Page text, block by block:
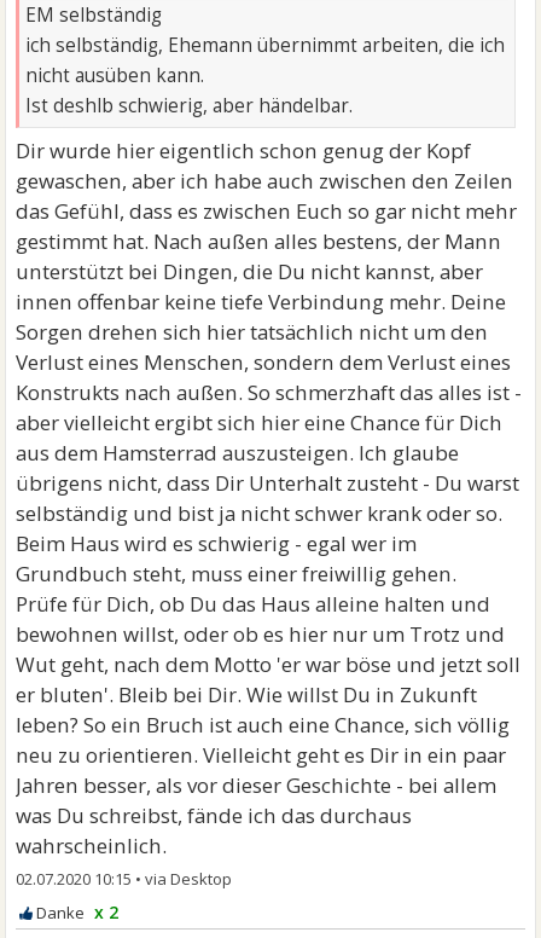
EM selbständig
ich selbständig, Ehemann übernimmt arbeiten, die ich
nicht ausüben kann.
Ist deshlb schwierig, aber händelbar.
Dir wurde hier eigentlich schon genug der Kopf
gewaschen, aber ich habe auch zwischen den Zeilen
das Gefühl, dass es zwischen Euch so gar nicht mehr
gestimmt hat. Nach außen alles bestens, der Mann
unterstützt bei Dingen, die Du nicht kannst, aber
innen offenbar keine tiefe Verbindung mehr. Deine
Sorgen drehen sich hier tatsächlich nicht um den
Verlust eines Menschen, sondern dem Verlust eines
Konstrukts nach außen. So schmerzhaft das alles ist -
aber vielleicht ergibt sich hier eine Chance für Dich
aus dem Hamsterrad auszusteigen. Ich glaube
übrigens nicht, dass Dir Unterhalt zusteht - Du warst
selbständig und bist ja nicht schwer krank oder so.
Beim Haus wird es schwierig - egal wer im
Grundbuch steht, muss einer freiwillig gehen.
Prüfe für Dich, ob Du das Haus alleine halten und
bewohnen willst, oder ob es hier nur um Trotz und
Wut geht, nach dem Motto 'er war böse und jetzt soll
er bluten'. Bleib bei Dir. Wie willst Du in Zukunft
leben? So ein Bruch ist auch eine Chance, sich völlig
neu zu orientieren. Vielleicht geht es Dir in ein paar
Jahren besser, als vor dieser Geschichte - bei allem
was Du schreibst, fände ich das durchaus
wahrscheinlich.
02.07.2020 10:15 •
x 2